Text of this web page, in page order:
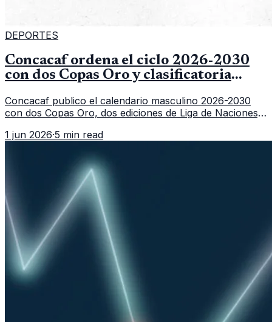
DEPORTES
Concacaf ordena el ciclo 2026-2030
con dos Copas Oro y clasificatoria
Concacaf publico el calendario masculino 2026-2030
con dos Copas Oro, dos ediciones de Liga de Naciones,
rumbo al Mundial 2030 que puede llevar hasta siete
1 jun 2026·5 min read